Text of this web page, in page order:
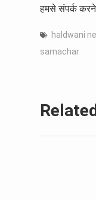
हमसे संपर्क
haldwani
samachar